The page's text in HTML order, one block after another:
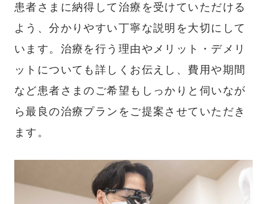
患者さまに納得して治療を受けていただける
よう、分かりやすい丁寧な説明を大切にして
います。治療を行う理由やメリット・デメリ
ットについても詳しくお伝えし、費用や期間
など患者さまのご希望もしっかりと伺いなが
ら最良の治療プランをご提案させていただき
ます。